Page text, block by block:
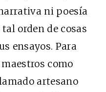
ni poesía
orden de cosas
ensayos. Para
como
artesano